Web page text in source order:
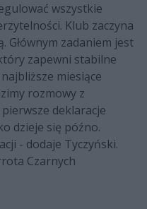
wszystkie
Klub zaczyna
Głównym zadaniem jest
zapewni stabilne
miesiące
rozmowy z
deklaracje
dzieje się późno.
- dodaje Tyczyński.
Czarnych